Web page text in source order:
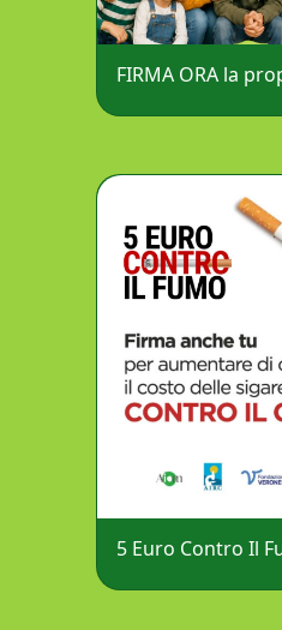
FIRMA ORA la
5 Euro Contro Il